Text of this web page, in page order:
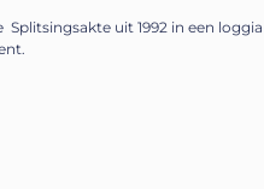
Splitsingsakte uit 1992 in een